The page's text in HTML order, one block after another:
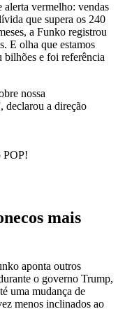
vermelho: vendas
que supera os 240
a Funko registrou
E olha que estamos
bilhões e foi referência
nossa
declarou a direção
POP!
mais
aponta outros
o governo Trump,
uma mudança de
menos inclinados ao